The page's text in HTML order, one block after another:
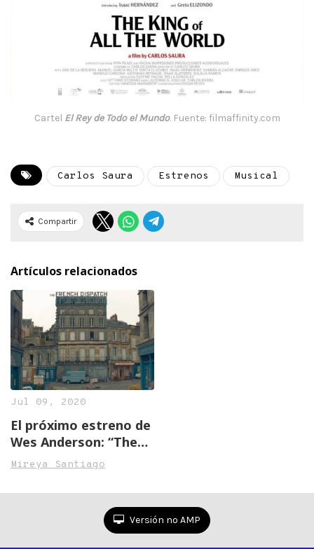
Cartel El Rey de Todo el Mundo. Fuente: filmaffinity.com
Carlos Saura Estrenos Musical
Compartir
Artículos relacionados
Jul 09, 2020
El próximo estreno de
Wes Anderson: “The
French Dispatch”
Mireya Santiago
Versión no AMP